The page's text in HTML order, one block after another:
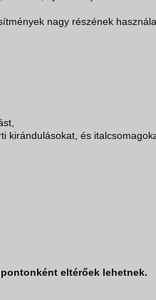
nagy részének
kirándulásokat, és
eltérőek lehetnek.